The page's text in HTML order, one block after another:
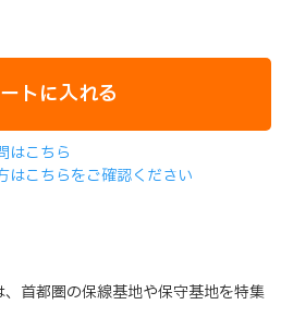
トに入れる
はこちら
はこちらをご確認ください
首都圏の保線基地や保守基地を特集